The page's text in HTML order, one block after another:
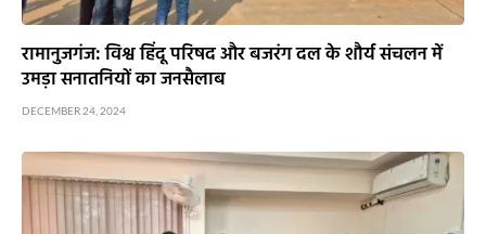
रामानुजगंज: विश्व हिंदू परिषद और बजरंग दल के शौर्य संचलन में
उमड़ा सनातनियों का जनसैलाब
DECEMBER 24, 2024